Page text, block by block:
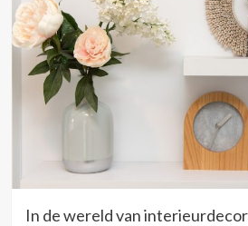
In de wereld van